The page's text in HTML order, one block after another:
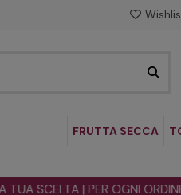
FRUTTA SECCA
| PER OGNI ORDINE UN